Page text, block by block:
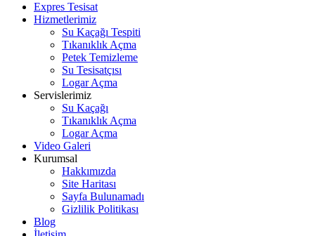
Expres Tesisat
Hizmetlerimiz
Su Kaçağı Tespiti
Tıkanıklık Açma
Petek Temizleme
Su Tesisatçısı
Logar Açma
Servislerimiz
Su Kaçağı
Tıkanıklık Açma
Logar Açma
Video Galeri
Kurumsal
Hakkımızda
Site Haritası
Sayfa Bulunamadı
Gizlilik Politikası
Blog